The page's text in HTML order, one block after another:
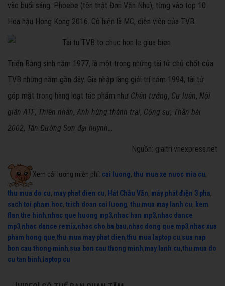
vào buổi sáng. Phoebe (tên thật Đơn Văn Nhu), từng vào top 10
Hoa hậu Hong Kong 2016. Cô hiện là MC, diễn viên của TVB.
Triển Bằng sinh năm 1977, là một trong những tài tử chủ chốt của
TVB những năm gần đây. Gia nhập làng giải trí năm 1994, tài tử
góp mặt trong hàng loạt tác phẩm như Chân tướng, Cự luân, Nội
gián ATF, Thiên nhãn, Anh hùng thành trại, Cộng sự, Thần bài
2002, Tân Đường Sơn đại huynh...
Nguồn: giaitri.vnexpress.net
Xem cải lương miễn phí: cai luong, thu mua xe nuoc mia cu,
thu mua do cu, may phat dien cu, Hát Chầu Văn, máy phát điện 3 pha,
sach toi pham hoc, trich doan cai luong, thu mua may lanh cu, kem
flan,the hinh,nhac que huong mp3,nhac han mp3,nhac dance
mp3,nhac dance remix,nhac cho ba bau,nhac dong que mp3,nhac xua
pham hong que,thu mua may phat dien,thu mua laptop cu,sua nap
bon cau thong minh,sua bon cau thong minh,may lanh cu,thu mua do
cu tan binh, laptop cu